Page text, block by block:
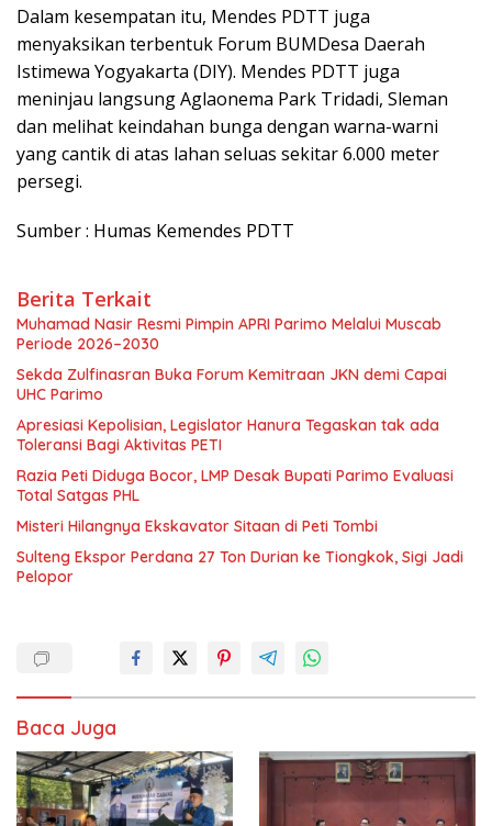
Dalam kesempatan itu, Mendes PDTT juga
menyaksikan terbentuk Forum BUMDesa Daerah
Istimewa Yogyakarta (DIY). Mendes PDTT juga
meninjau langsung Aglaonema Park Tridadi, Sleman
dan melihat keindahan bunga dengan warna-warni
yang cantik di atas lahan seluas sekitar 6.000 meter
persegi.
Sumber : Humas Kemendes PDTT
Berita Terkait
Muhamad Nasir Resmi Pimpin APRI Parimo Melalui Muscab
Periode 2026–2030
Sekda Zulfinasran Buka Forum Kemitraan JKN demi Capai
UHC Parimo
Apresiasi Kepolisian, Legislator Hanura Tegaskan tak ada
Toleransi Bagi Aktivitas PETI
Razia Peti Diduga Bocor, LMP Desak Bupati Parimo Evaluasi
Total Satgas PHL
Misteri Hilangnya Ekskavator Sitaan di Peti Tombi
Sulteng Ekspor Perdana 27 Ton Durian ke Tiongkok, Sigi Jadi
Pelopor
Baca Juga